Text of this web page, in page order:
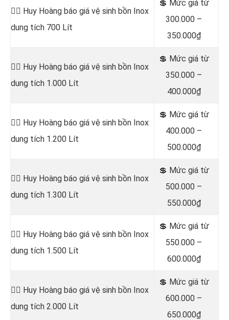
👷‍♂️ Huy Hoàng báo giá vệ sinh bồn Inox
dung tích 700 Lít
💲 Mức giá từ
300.000 –
350.000₫
👷‍♂️ Huy Hoàng báo giá vệ sinh bồn Inox
dung tích 1.000 Lít
💲 Mức giá từ
350.000 –
400.000₫
👷‍♂️ Huy Hoàng báo giá vệ sinh bồn Inox
dung tích 1.200 Lít
💲 Mức giá từ
400.000 –
500.000₫
👷‍♂️ Huy Hoàng báo giá vệ sinh bồn Inox
dung tích 1.300 Lít
💲 Mức giá từ
500.000 –
550.000₫
👷‍♂️ Huy Hoàng báo giá vệ sinh bồn Inox
dung tích 1.500 Lít
💲 Mức giá từ
550.000 –
600.000₫
👷‍♂️ Huy Hoàng báo giá vệ sinh bồn Inox
dung tích 2.000 Lít
💲 Mức giá từ
600.000 –
650.000₫